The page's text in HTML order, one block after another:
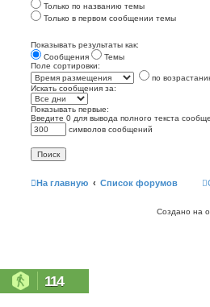
Только по названию темы
Только в первом сообщении темы
Показывать результаты как:
Сообщения
Темы
Поле сортировки:
по
Искать сообщения за:
Показывать первые:
Введите 0 для вывода полного текста
символов сообщений
На главную Список форумов
Создано на
114